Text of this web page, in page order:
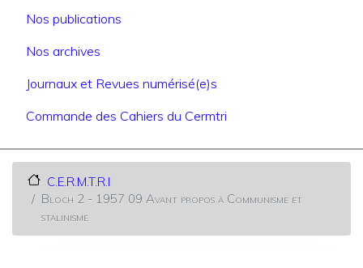
Nos publications
Nos archives
Journaux et Revues numérisé(e)s
Commande des Cahiers du Cermtri
C.E.R.M.T.R.I
Bloch 2 - 1957 09 Avant propos à Communisme et
stalinisme